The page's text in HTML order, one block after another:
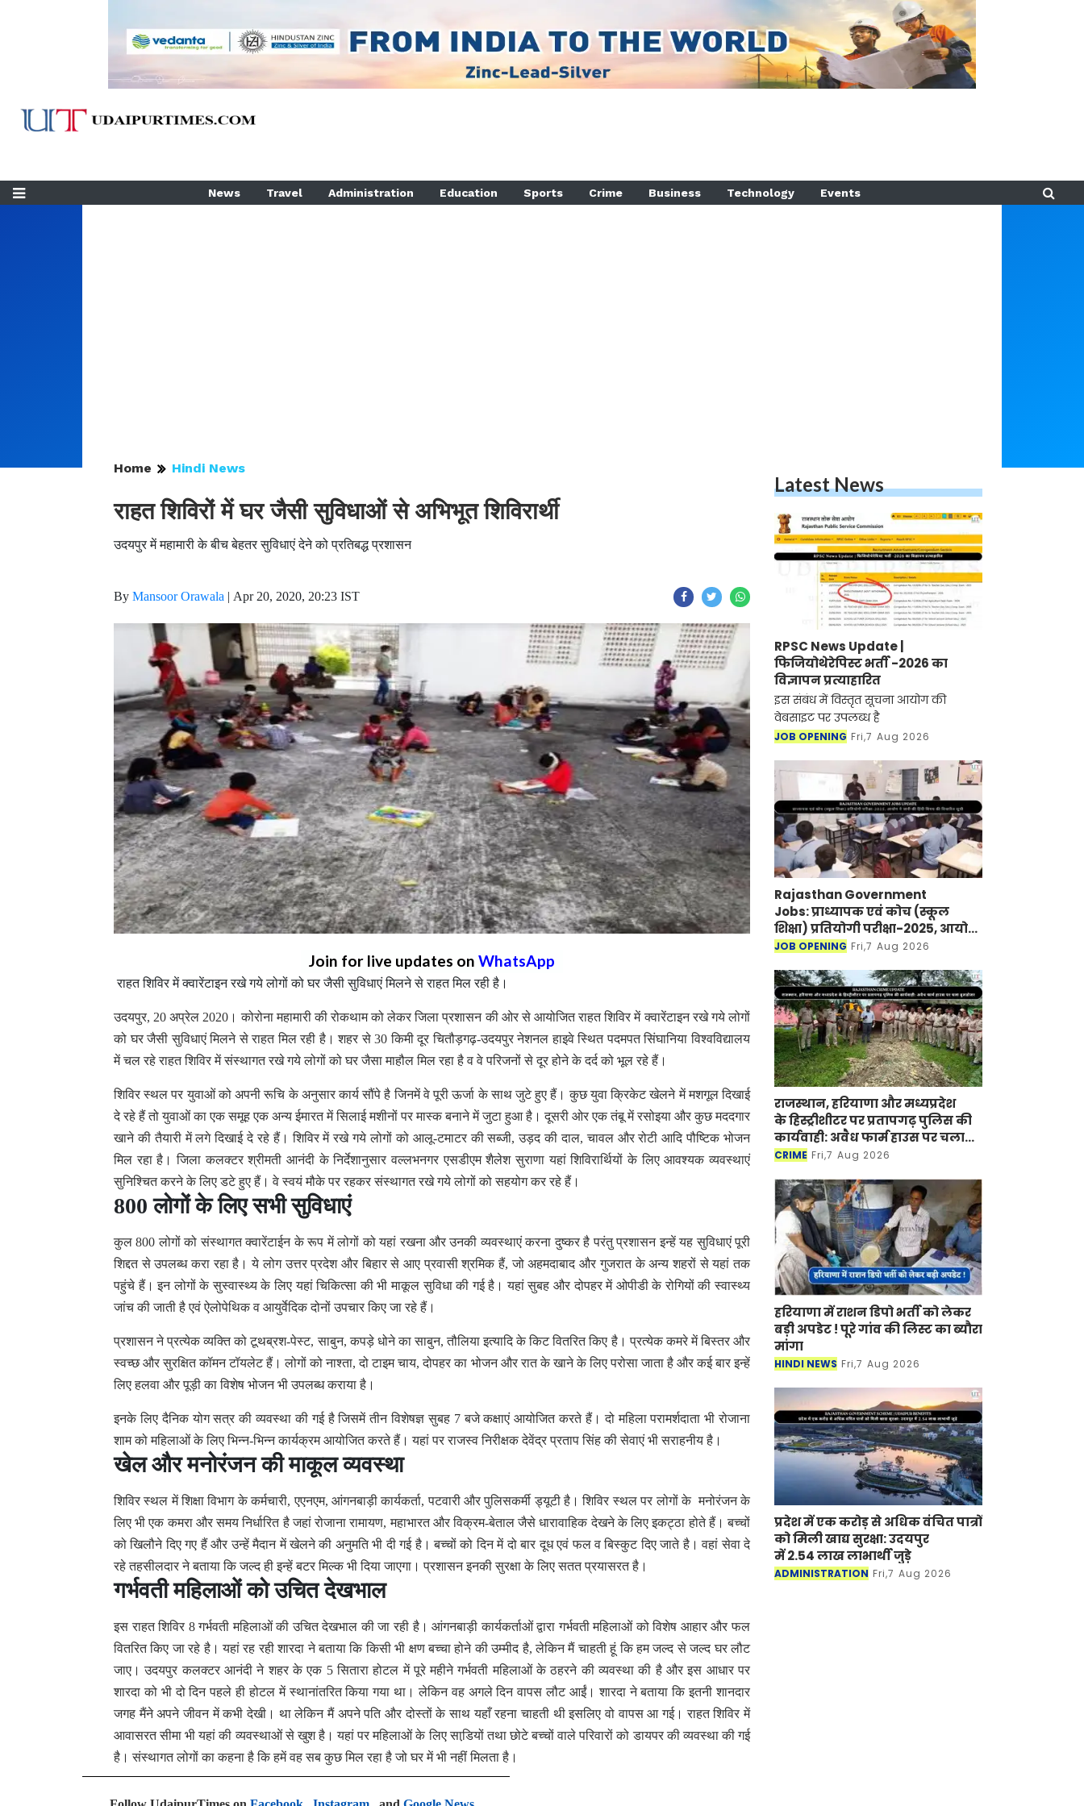
News Travel Administration Education Sports Crime Business Technology Events
Home Hindi News
राहत शिविरों में घर जैसी सुविधाओं से अभिभूत शिविरार्थी
उदयपुर में महामारी के बीच बेहतर सुविधाएं देने को प्रतिबद्ध प्रशासन
By Mansoor Orawala | Apr 20, 2020, 20:23 IST
Join for live updates on WhatsApp
राहत शिविर में क्वारेंटाइन रखे गये लोगों को घर जैसी सुविधाएं मिलने से राहत मिल रही है।
उदयपुर, 20 अप्रेल 2020। कोरोना महामारी की रोकथाम को लेकर जिला प्रशासन की ओर से आयोजित राहत शिविर में क्वारेंटाइन रखे गये लोगों
को घर जैसी सुविधाएं मिलने से राहत मिल रही है। शहर से 30 किमी दूर चितौड़गढ़-उदयपुर नेशनल हाइवे स्थित पदमपत सिंघानिया विश्वविद्यालय
में चल रहे राहत शिविर में संस्थागत रखे गये लोगों को घर जैसा माहौल मिल रहा है व वे परिजनों से दूर होने के दर्द को भूल रहे हैं।
शिविर स्थल पर युवाओं को अपनी रूचि के अनुसार कार्य सौंपे है जिनमें वे पूरी ऊर्जा के साथ जुटे हुए हैं। कुछ युवा क्रिकेट खेलने में मशगूल दिखाई
दे रहे हैं तो युवाओं का एक समूह एक अन्य ईमारत में सिलाई मशीनों पर मास्क बनाने में जुटा हुआ है। दूसरी ओर एक तंबू में रसोइया और कुछ मददगार
खाने की तैयारी में लगे दिखाई दे रहे हैं। शिविर में रखे गये लोगों को आलू-टमाटर की सब्जी, उड़द की दाल, चावल और रोटी आदि पौष्टिक भोजन
मिल रहा है। जिला कलक्टर श्रीमती आनंदी के निर्देशानुसार वल्लभनगर एसडीएम शैलेश सुराणा यहां शिविरार्थियों के लिए आवश्यक व्यवस्थाएं
सुनिश्चित करने के लिए डटे हुए हैं। वे स्वयं मौके पर रहकर संस्थागत रखे गये लोगों को सहयोग कर रहे हैं।
800 लोगों के लिए सभी सुविधाएं
कुल 800 लोगों को संस्थागत क्वारेंटाईन के रूप में लोगों को यहां रखना और उनकी व्यवस्थाएं करना दुष्कर है परंतु प्रशासन इन्हें यह सुविधाएं पूरी
शिद्दत से उपलब्ध करा रहा है। ये लोग उत्तर प्रदेश और बिहार से आए प्रवासी श्रमिक हैं, जो अहमदाबाद और गुजरात के अन्य शहरों से यहां तक
पहुंचे हैं। इन लोगों के सुस्वास्थ्य के लिए यहां चिकित्सा की भी माकूल सुविधा की गई है। यहां सुबह और दोपहर में ओपीडी के रोगियों की स्वास्थ्य
जांच की जाती है एवं ऐलोपेथिक व आयुर्वेदिक दोनों उपचार किए जा रहे हैं।
प्रशासन ने प्रत्येक व्यक्ति को टूथब्रश-पेस्ट, साबुन, कपड़े धोने का साबुन, तौलिया इत्यादि के किट वितरित किए है। प्रत्येक कमरे में बिस्तर और
स्वच्छ और सुरक्षित कॉमन टॉयलेट हैं। लोगों को नाश्ता, दो टाइम चाय, दोपहर का भोजन और रात के खाने के लिए परोसा जाता है और कई बार इन्हें
लिए हलवा और पूड़ी का विशेष भोजन भी उपलब्ध कराया है।
इनके लिए दैनिक योग सत्र की व्यवस्था की गई है जिसमें तीन विशेषज्ञ सुबह 7 बजे कक्षाएं आयोजित करते हैं। दो महिला परामर्शदाता भी रोजाना
शाम को महिलाओं के लिए भिन्न-भिन्न कार्यक्रम आयोजित करते हैं। यहां पर राजस्व निरीक्षक देवेंद्र प्रताप सिंह की सेवाएं भी सराहनीय है।
खेल और मनोरंजन की माकूल व्यवस्था
शिविर स्थल में शिक्षा विभाग के कर्मचारी, एएनएम, आंगनबाड़ी कार्यकर्ता, पटवारी और पुलिसकर्मी ड्यूटी है। शिविर स्थल पर लोगों के मनोरंजन के
लिए भी एक कमरा और समय निर्धारित है जहां रोजाना रामायण, महाभारत और विक्रम-बेताल जैसे धारावाहिक देखने के लिए इकट्ठा होते हैं। बच्चों
को खिलौने दिए गए हैं और उन्हें मैदान में खेलने की अनुमति भी दी गई है। बच्चों को दिन में दो बार दूध एवं फल व बिस्कुट दिए जाते है। वहां सेवा दे
रहे तहसीलदार ने बताया कि जल्द ही इन्हें बटर मिल्क भी दिया जाएगा। प्रशासन इनकी सुरक्षा के लिए सतत प्रयासरत है।
गर्भवती महिलाओं को उचित देखभाल
इस राहत शिविर 8 गर्भवती महिलाओं की उचित देखभाल की जा रही है। आंगनबाड़ी कार्यकर्ताओं द्वारा गर्भवती महिलाओं को विशेष आहार और फल
वितरित किए जा रहे है। यहां रह रही शारदा ने बताया कि किसी भी क्षण बच्चा होने की उम्मीद है, लेकिन मैं चाहती हूं कि हम जल्द से जल्द घर लौट
जाए। उदयपुर कलक्टर आनंदी ने शहर के एक 5 सितारा होटल में पूरे महीने गर्भवती महिलाओं के ठहरने की व्यवस्था की है और इस आधार पर
शारदा को भी दो दिन पहले ही होटल में स्थानांतरित किया गया था। लेकिन वह अगले दिन वापस लौट आईं। शारदा ने बताया कि इतनी शानदार
जगह मैंने अपने जीवन में कभी देखी। था लेकिन मैं अपने पति और दोस्तों के साथ यहाँ रहना चाहती थी इसलिए वो वापस आ गई। राहत शिविर में
आवासरत सीमा भी यहां की व्यवस्थाओं से खुश है। यहां पर महिलाओं के लिए साडि़यों तथा छोटे बच्चों वाले परिवारों को डायपर की व्यवस्था की गई
है। संस्थागत लोगों का कहना है कि हमें वह सब कुछ मिल रहा है जो घर में भी नहीं मिलता है।
Latest News
RPSC News Update |
फिजियोथेरेपिस्ट भर्ती -2026 का
विज्ञापन प्रत्याहारित
इस संबंध में विस्तृत सूचना आयोग की
वेबसाइट पर उपलब्ध है
JOB OPENING Fri,7 Aug 2026
Rajasthan Government
Jobs: प्राध्यापक एवं कोच (स्कूल
शिक्षा) प्रतियोगी परीक्षा-2025, आयोग
ने जारी की हिंदी विषय की विचारित
JOB OPENING Fri,7 Aug 2026
राजस्थान, हरियाणा और मध्यप्रदेश
के हिस्ट्रीशीटर पर प्रतापगढ़ पुलिस की
कार्यवाही: अवैध फार्म हाउस पर चला
बुलडोजर
CRIME Fri,7 Aug 2026
हरियाणा में राशन डिपो भर्ती को लेकर
बड़ी अपडेट ! पूरे गांव की लिस्ट का ब्यौरा
मांगा
HINDI NEWS Fri,7 Aug 2026
प्रदेश में एक करोड़ से अधिक वंचित पात्रों
को मिली खाद्य सुरक्षा: उदयपुर
में 2.54 लाख लाभार्थी जुड़े
ADMINISTRATION Fri,7 Aug 2026